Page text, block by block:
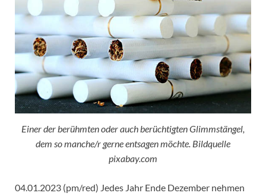
Einer der berühmten oder auch berüchtigten Glimmstängel,
dem so manche/r gerne entsagen möchte. Bildquelle
pixabay.com
04.01.2023 (pm/red) Jedes Jahr Ende Dezember nehmen